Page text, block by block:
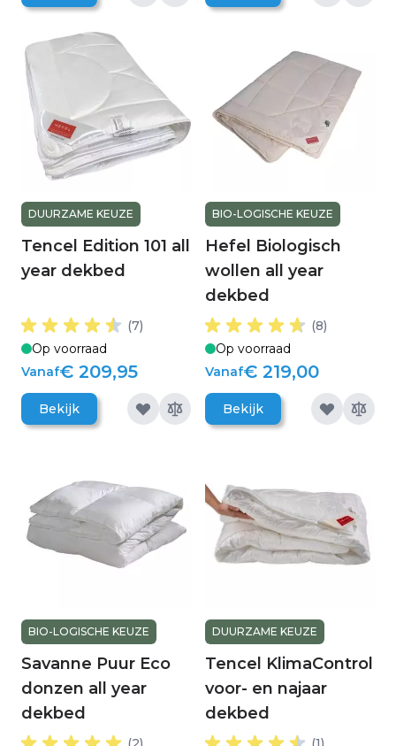
DUURZAME KEUZE
Tencel Edition 101 all
year dekbed
(7)
Op voorraad
Vanaf€ 209,95
Bekijk
BIO-LOGISCHE KEUZE
Hefel Biologisch
wollen all year
dekbed
(8)
Op voorraad
Vanaf€ 219,00
Bekijk
BIO-LOGISCHE KEUZE
Savanne Puur Eco
donzen all year
dekbed
DUURZAME KEUZE
Tencel KlimaControl
voor- en najaar
dekbed